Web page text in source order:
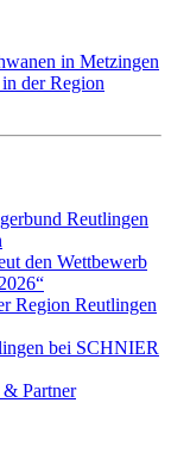
in Metzingen
der Region
Reutlingen
den Wettbewerb
Region Reutlingen
bei SCHNIER
Partner